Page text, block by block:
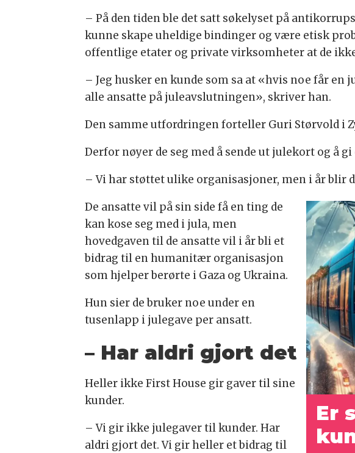
– På den tiden ble det satt søkelyset på
kunne skape uheldige bindinger og være etisk
offentlige etater og private virksomheter at de
– Jeg husker en kunde som sa at «hvis noe får en
alle ansatte på juleavslutningen», skriver han.
Den samme utfordringen forteller Guri Størvold i
Derfor nøyer de seg med å sende ut julekort og å
– Vi har støttet ulike organisasjoner, men i år blir
Er
De ansatte vil på sin side få en ting de
kan kose seg med i jula, men
hovedgaven til de ansatte vil i år bli et
bidrag til en humanitær organisasjon
som hjelper berørte i Gaza og Ukraina.
Hun sier de bruker noe under en
tusenlapp i julegave per ansatt.
– Har aldri gjort det
Heller ikke First House gir gaver til sine
kunder.
– Vi gir ikke julegaver til kunder. Har
aldri gjort det. Vi gir heller et bidrag til